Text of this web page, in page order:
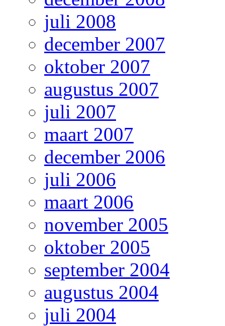
juli 2008
december 2007
oktober 2007
augustus 2007
juli 2007
maart 2007
december 2006
juli 2006
maart 2006
november 2005
oktober 2005
september 2004
augustus 2004
juli 2004